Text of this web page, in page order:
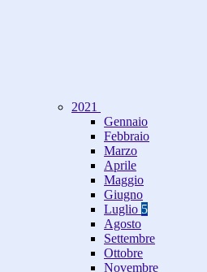
2021
Gennaio
Febbraio
Marzo
Aprile
Maggio
Giugno
Luglio 5
Agosto
Settembre
Ottobre
Novembre